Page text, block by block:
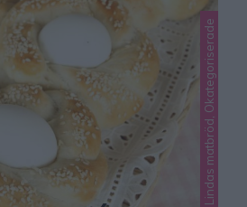
Lindas matbröd, Okategoriserade